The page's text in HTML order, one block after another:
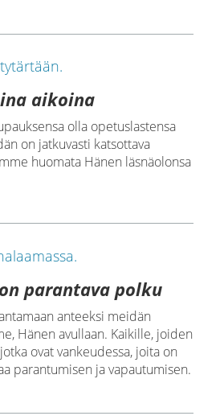
aikoina
olla opetuslastensa
on jatkuvasti katsottava
huomata Hänen läsnäolonsa
parantava polku
anteeksi meidän
Hänen avullaan. Kaikille, joiden
ovat vankeudessa, joita on
parantumisen ja vapautumisen.